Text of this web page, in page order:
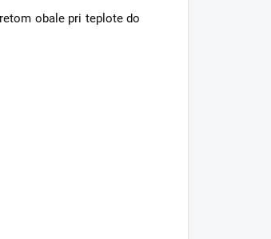
obale pri teplote do